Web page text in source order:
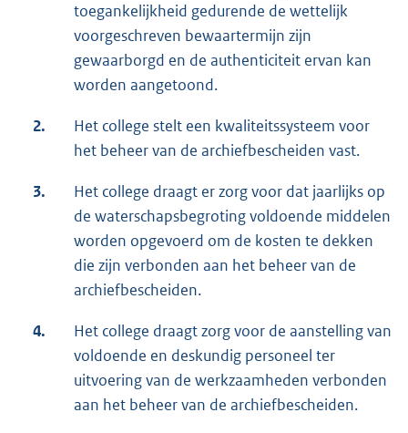
toegankelijkheid gedurende de wettelijk
voorgeschreven bewaartermijn zijn
gewaarborgd en de authenticiteit ervan kan
worden aangetoond.
2.
Het college stelt een kwaliteitssysteem voor
het beheer van de archiefbescheiden vast.
3.
Het college draagt er zorg voor dat jaarlijks op
de waterschapsbegroting voldoende middelen
worden opgevoerd om de kosten te dekken
die zijn verbonden aan het beheer van de
archiefbescheiden.
4.
Het college draagt zorg voor de aanstelling van
voldoende en deskundig personeel ter
uitvoering van de werkzaamheden verbonden
aan het beheer van de archiefbescheiden.